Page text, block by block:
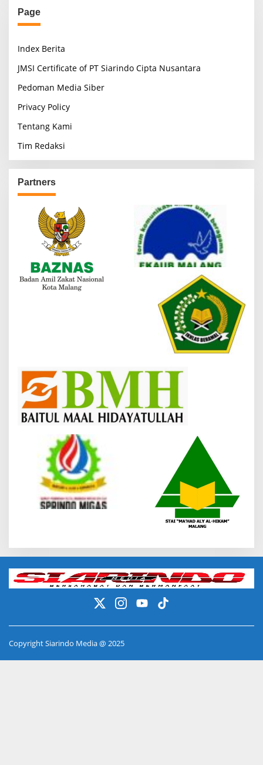
Page
Index Berita
JMSI Certificate of PT Siarindo Cipta Nusantara
Pedoman Media Siber
Privacy Policy
Tentang Kami
Tim Redaksi
Partners
Copyright Siarindo Media @ 2025